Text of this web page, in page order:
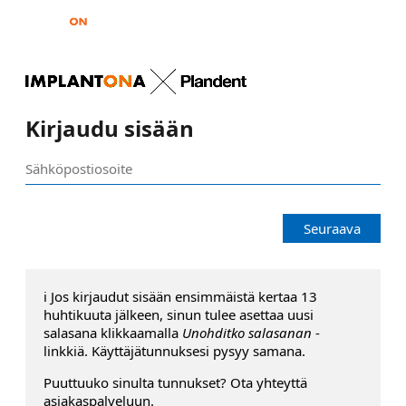
Kirjaudu sisään
Seuraava
ℹ️ Jos kirjaudut sisään ensimmäistä kertaa 13
huhtikuuta jälkeen, sinun tulee asettaa uusi
salasana klikkaamalla Unohditko salasanan -
linkkiä. Käyttäjätunnuksesi pysyy samana.
Puuttuuko sinulta tunnukset? Ota yhteyttä
asiakaspalveluun.